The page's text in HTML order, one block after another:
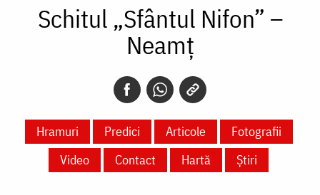
Schitul „Sfântul Nifon” –
Neamț
Hramuri Predici Articole
Fotografii
Video
Contact Hartă Știri